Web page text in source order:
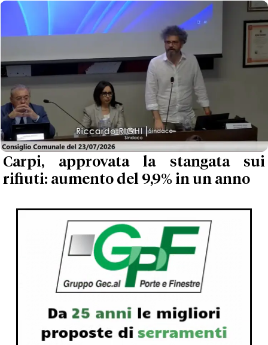
Carpi, approvata la stangata sui
rifiuti: aumento del 9,9% in un anno